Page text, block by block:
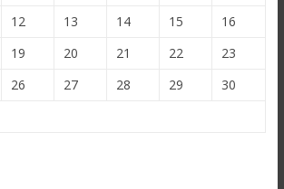
12 13 14 15
16
19 20 21 22
23
26 27 28 29
30